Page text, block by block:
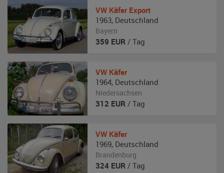
VW Käfer Export
1963, Deutschland
Bayern
359 EUR / Tag
VW Käfer
1964, Deutschland
Niedersachsen
312 EUR / Tag
VW Käfer
1969, Deutschland
Brandenburg
324 EUR / Tag